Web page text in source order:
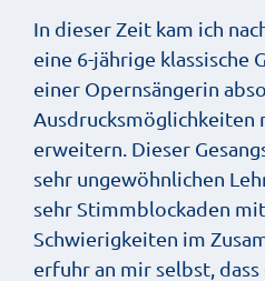
In dieser Zeit kam ich
eine 6-jährige klassische
einer Opernsängerin
Ausdrucksmöglichkeiten
erweitern. Dieser
sehr ungewöhnlichen
sehr Stimmblockaden
Schwierigkeiten im
erfuhr an mir selbst,